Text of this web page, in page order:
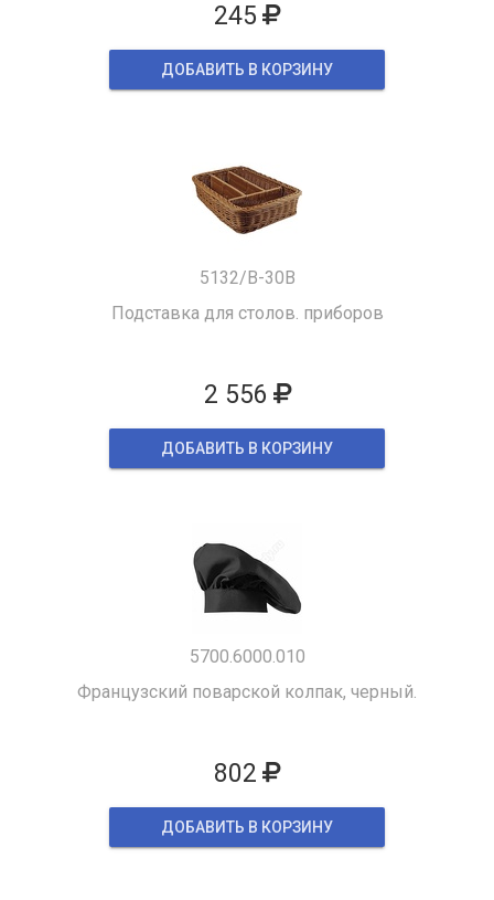
245
ДОБАВИТЬ В КОРЗИНУ
5132/B-30B
Подставка для столов. приборов
2 556
ДОБАВИТЬ В КОРЗИНУ
5700.6000.010
Французский поварской колпак, черный.
802
ДОБАВИТЬ В КОРЗИНУ